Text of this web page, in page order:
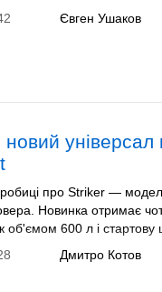
Євген Ушаков
універсал
про Striker —
Новинка отримає
об'ємом 600 л і стартову
Дмитро Котов